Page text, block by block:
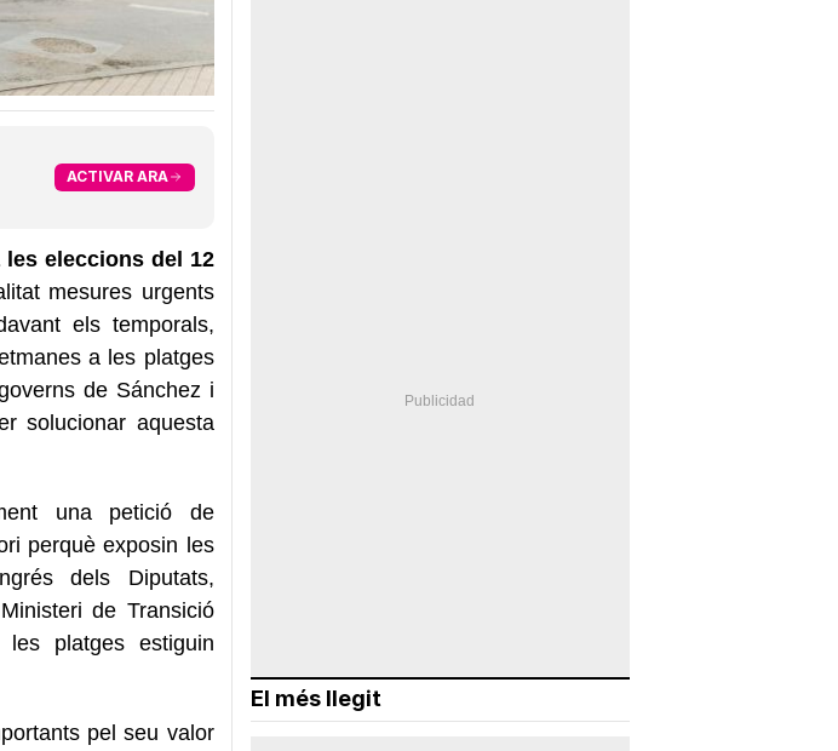
ACTIVAR ARA
eleccions del 12
mesures urgents
els temporals,
a les platges
de Sánchez i
solucionar aquesta
una petició de
perquè exposin les
dels Diputats,
de Transició
platges estiguin
pel seu valor
El més llegit